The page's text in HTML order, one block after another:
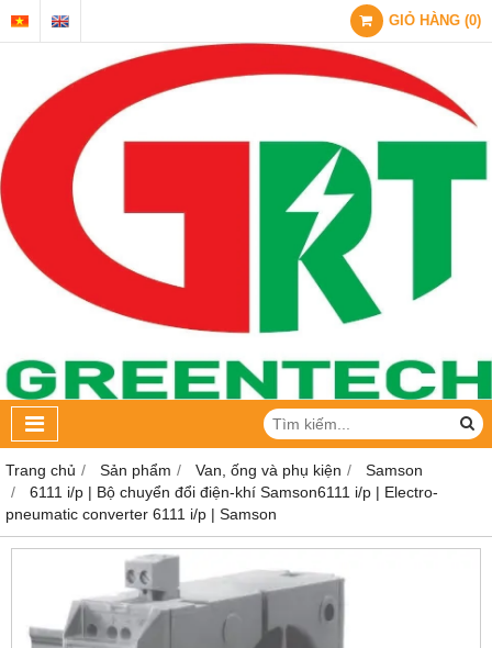
GIỎ HÀNG (0)
Trang chủ Sản phẩm Van, ống và phụ kiện
Samson
6111 i/p | Bộ chuyển đổi điện-khí Samson6111 i/p | Electro-
pneumatic converter 6111 i/p | Samson